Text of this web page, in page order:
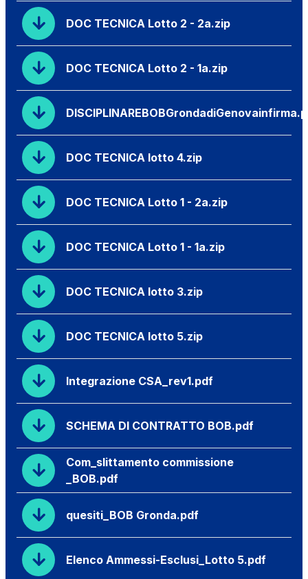
DOC TECNICA Lotto 2 - 2a.zip
DOC TECNICA Lotto 2 - 1a.zip
DOC TECNICA lotto 4.zip
DOC TECNICA Lotto 1 - 2a.zip
DOC TECNICA Lotto 1 - 1a.zip
DOC TECNICA lotto 3.zip
DOC TECNICA lotto 5.zip
Integrazione CSA_rev1.pdf
SCHEMA DI CONTRATTO BOB.pdf
Com_slittamento commissione
_BOB.pdf
quesiti_BOB Gronda.pdf
Elenco Ammessi-Esclusi_Lotto 5.pdf